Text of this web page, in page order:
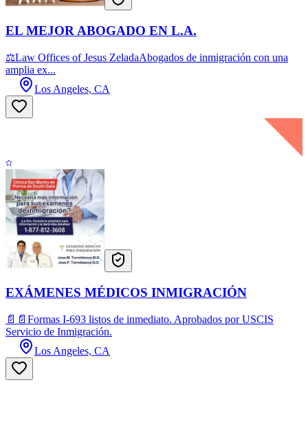
EL MEJOR ABOGADO EN L.A.
⚖Law Offices of Jesus ZeladaAbogados de inmigración con una
amplia ex...
Los Angeles, CA
EXÁMENES MÉDICOS INMIGRACIÓN
📄📄Formas I-693 listos de inmediato. Aprobados por USCIS
Servicio de Inmigración.
Los Angeles, CA